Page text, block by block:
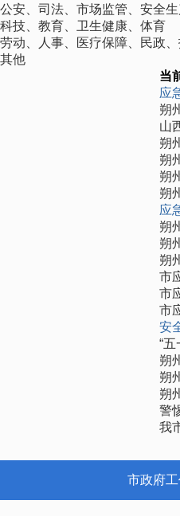
公安、司法、市场监管、安全
科技、教育、卫生健康、体育
劳动、人事、医疗保障、民政
其他
当
应
朔
山
朔
朔
朔
朔
应
朔
朔
朔
市
市
市
安
“
朔
朔
朔
警
我
市政府